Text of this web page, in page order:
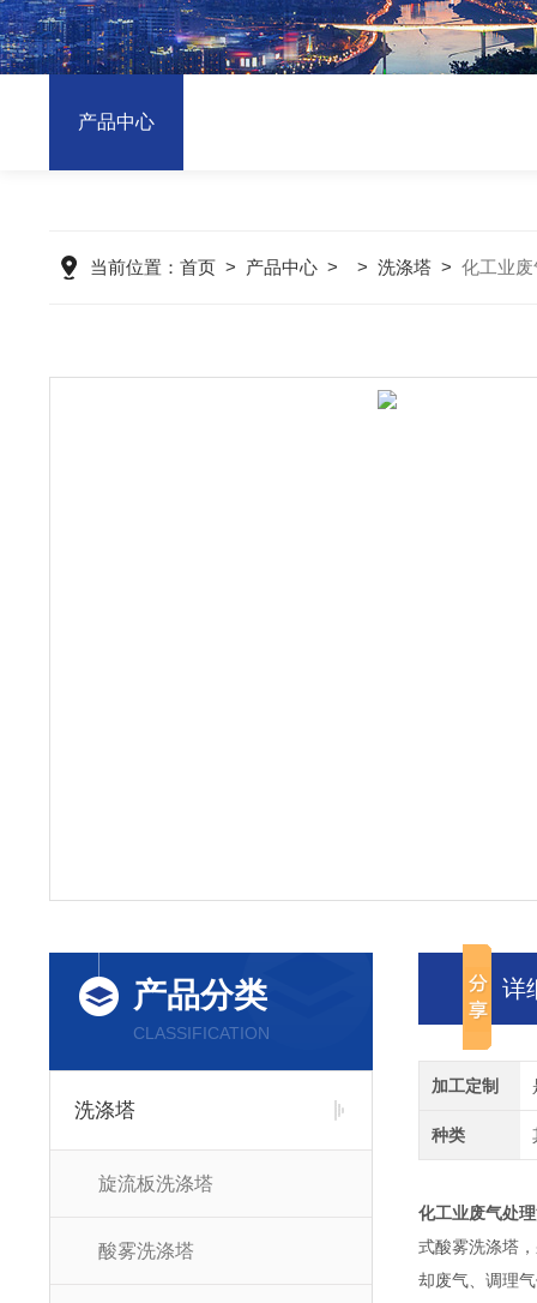
产品中心
当前位置： 首页> 产品中心> > 洗涤塔> 化工业
产品分类
CLASSIFICATION
洗涤塔
旋流板洗涤塔
酸雾洗涤塔
详
加工定制
种类
化工业废气处
式酸雾洗涤塔
却废气、调理